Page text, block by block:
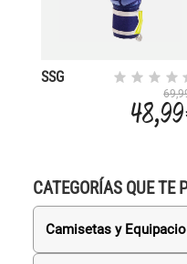
SSG
CATEGORÍAS QUE TE
Camisetas y